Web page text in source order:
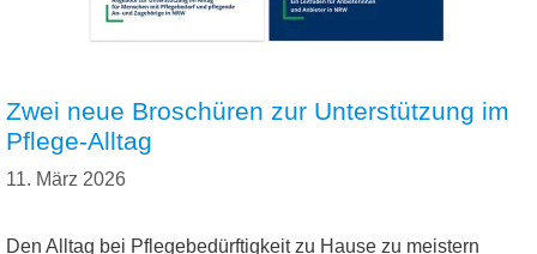
Zwei neue Broschüren zur Unterstützung im
Pflege-Alltag
11. März 2026
Den Alltag bei Pflegebedürftigkeit zu Hause zu meistern